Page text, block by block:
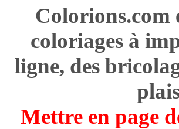
Colorions.com
coloriages à
ligne, des
Mettre en page